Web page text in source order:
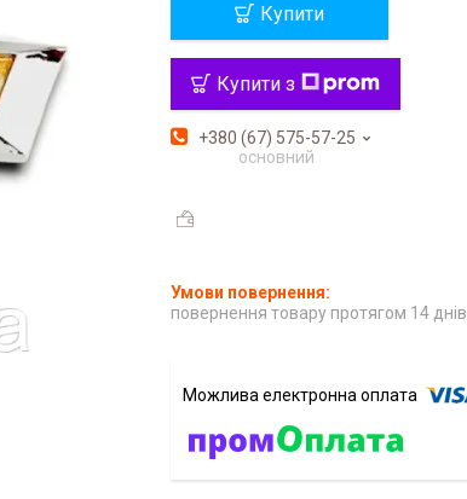
Купити
Купити з
+380 (67) 575-57-25
основний
повернення товару протягом 14 днів